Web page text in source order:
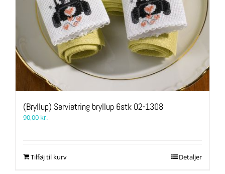
(Bryllup) Servietring bryllup 6stk 02-1308
90,00 kr.
Tilføj til kurv Detaljer